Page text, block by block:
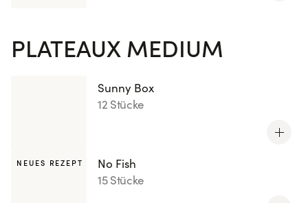
PLATEAUX MEDIUM
Sunny Box
12 Stücke
NEUES REZEPT
No Fish
15 Stücke